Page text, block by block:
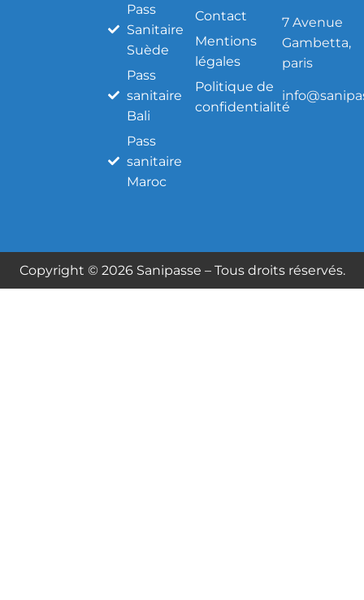
Pass
Sanitaire
Suède
Pass
sanitaire
Bali
Pass
sanitaire
Maroc
Contact
Mentions
légales
Politique de
confidentialité
7 Avenue
Gambetta,
paris
Copyright © 2026 Sanipasse – Tous droits réservés.